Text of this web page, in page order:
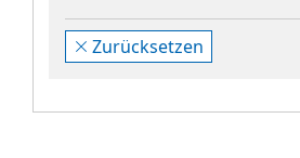
Zurücksetzen